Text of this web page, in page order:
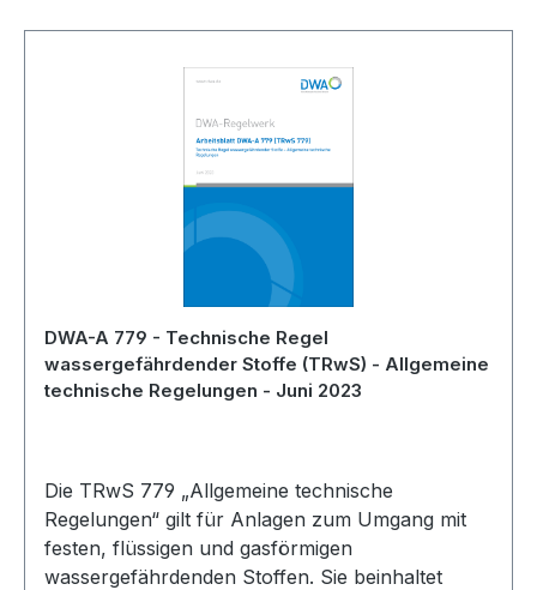
DWA-A 779 - Technische Regel
wassergefährdender Stoffe (TRwS) - Allgemeine
technische Regelungen - Juni 2023
Die TRwS 779 „Allgemeine technische
Regelungen“ gilt für Anlagen zum Umgang mit
festen, flüssigen und gasförmigen
wassergefährdenden Stoffen. Sie beinhaltet